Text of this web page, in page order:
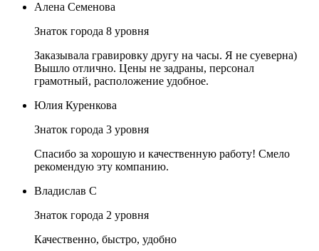
Алена Семенова
Знаток города 8 уровня
Заказывала гравировку другу на часы. Я не суеверна)
Вышло отлично. Цены не задраны, персонал
грамотный, расположение удобное.
Юлия Куренкова
Знаток города 3 уровня
Спасибо за хорошую и качественную работу! Смело
рекомендую эту компанию.
Владислав С
Знаток города 2 уровня
Качественно, быстро, удобно